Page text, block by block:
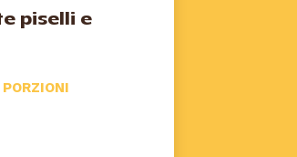
piselli e
PORZIONI